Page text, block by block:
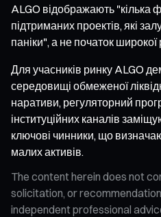
ALGO відображають "кілька
підтриманих проектів, які
паніки", а не початок широкої
Для учасників ринку ALGO
середовищі обмеженої
наративи, регуляторний
інституційних каналів
ключові чинники, що
малих активів.
The content herein does not
solicitation, or
independent professional